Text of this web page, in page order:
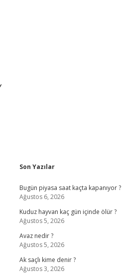
Sidebar
Son Yazılar
Bugün piyasa saat kaçta kapanıyor ?
Ağustos 6, 2026
Kuduz hayvan kaç gün içinde ölür ?
Ağustos 5, 2026
Avaz nedir ?
Ağustos 5, 2026
Ak saçlı kime denir ?
Ağustos 3, 2026